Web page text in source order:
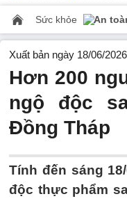
Sức khỏe An
Xuất bản ngày 18/06/
Hơn 200
ngộ độc
Đồng Tháp
Tính đến sáng
độc thực phẩm